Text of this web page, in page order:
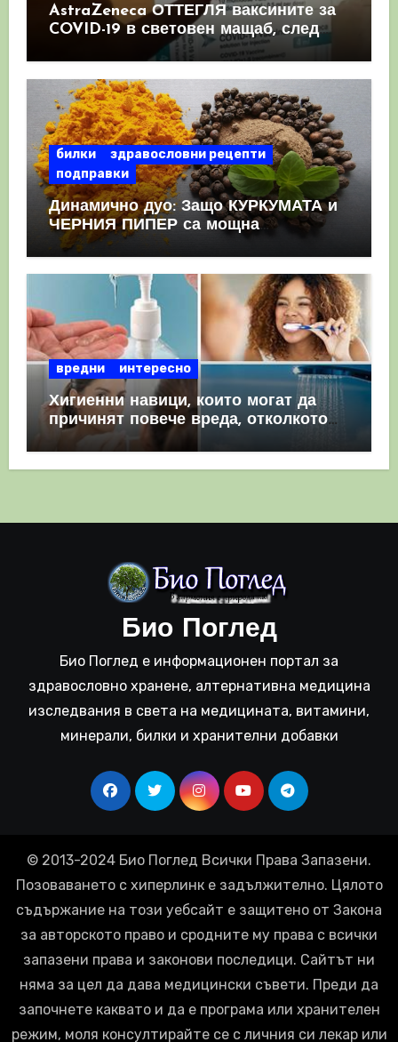
AstraZeneca ОТТЕГЛЯ ваксините за
COVID-19 в световен мащаб, след
като призна, че те причиняват
билки
здравословни рецепти
подправки
Динамично дуо: Защо КУРКУМАТА и
ЧЕРНИЯ ПИПЕР са мощна
комбинация
вредни интересно
Хигиенни навици, които могат да
причинят повече вреда, отколкото
полза
Био Поглед
Био Поглед е информационен портал за
здравословно хранене, алтернативна медицина
изследвания в света на медицината, витамини,
минерали, билки и хранителни добавки
© 2013-2024 Био Поглед Всички Права Запазени.
Позоваването с хиперлинк е задължително. Цялото
съдържание на този уебсайт е защитено от Закона
за авторското право и сродните му права с всички
запазени права и законови последици. Сайтът ни
няма за цел да дава медицински съвети. Преди да
започнете каквато и да е програма или хранителен
режим, моля консултирайте се с личния си лекар или